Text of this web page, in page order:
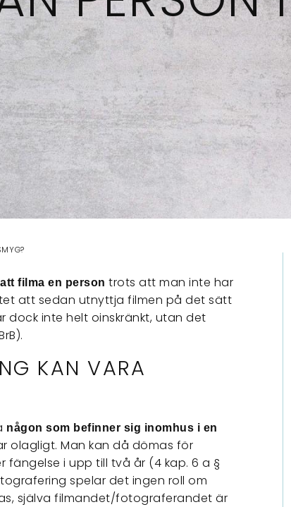
filma en person trots att man inte har
att sedan utnyttja filmen på det sätt
dock inte helt oinskränkt, utan det
KAN VARA
någon som befinner sig inomhus i en
olagligt. Man kan då dömas för
fängelse i upp till två år (4 kap. 6 a §
spelar det ingen roll om
själva filmandet/fotograferandet är